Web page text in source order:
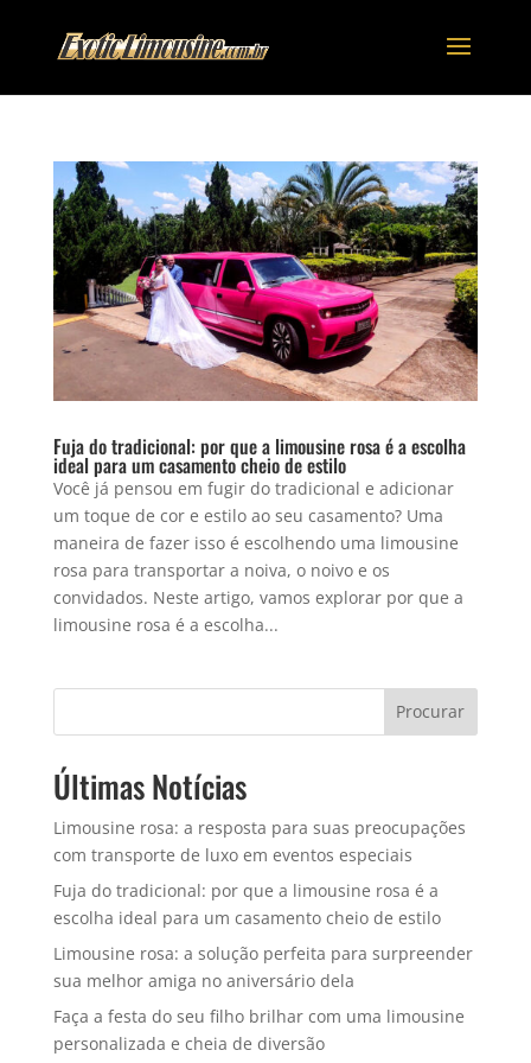
Fuja do tradicional: por que a limousine rosa é a escolha
ideal para um casamento cheio de estilo
Você já pensou em fugir do tradicional e adicionar
um toque de cor e estilo ao seu casamento? Uma
maneira de fazer isso é escolhendo uma limousine
rosa para transportar a noiva, o noivo e os
convidados. Neste artigo, vamos explorar por que a
limousine rosa é a escolha...
Procurar
Últimas Notícias
Limousine rosa: a resposta para suas preocupações
com transporte de luxo em eventos especiais
Fuja do tradicional: por que a limousine rosa é a
escolha ideal para um casamento cheio de estilo
Limousine rosa: a solução perfeita para surpreender
sua melhor amiga no aniversário dela
Faça a festa do seu filho brilhar com uma limousine
personalizada e cheia de diversão